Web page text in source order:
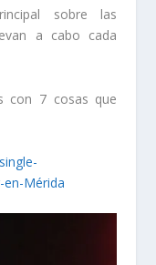
sobre las
a cabo cada
con 7 cosas que
Mérida